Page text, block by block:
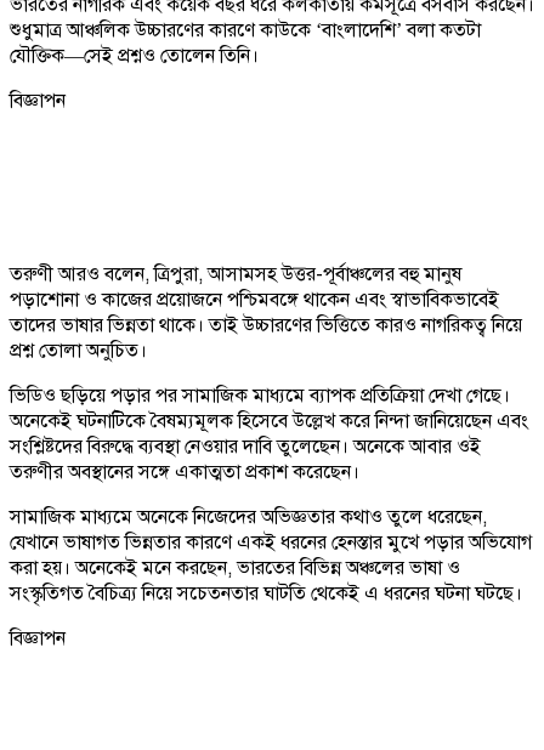
শুধুমাত্র আঞ্চলিক উচ্চারণের কারণে কাউকে ‘বাংলাদেশি’ বলা কতটা
যৌক্তিক—সেই প্রশ্নও তোলেন তিনি।
বিজ্ঞাপন
তরুণী আরও বলেন, ত্রিপুরা, আসামসহ উত্তর-পূর্বাঞ্চলের বহু মানুষ
পড়াশোনা ও কাজের প্রয়োজনে পশ্চিমবঙ্গে থাকেন এবং স্বাভাবিকভাবেই
তাদের ভাষার ভিন্নতা থাকে। তাই উচ্চারণের ভিত্তিতে কারও নাগরিকত্ব নিয়ে
প্রশ্ন তোলা অনুচিত।
ভিডিও ছড়িয়ে পড়ার পর সামাজিক মাধ্যমে ব্যাপক প্রতিক্রিয়া দেখা গেছে।
অনেকেই ঘটনাটিকে বৈষম্যমূলক হিসেবে উল্লেখ করে নিন্দা জানিয়েছেন এবং
সংশ্লিষ্টদের বিরুদ্ধে ব্যবস্থা নেওয়ার দাবি তুলেছেন। অনেকে আবার ওই
তরুণীর অবস্থানের সঙ্গে একাত্মতা প্রকাশ করেছেন।
সামাজিক মাধ্যমে অনেকে নিজেদের অভিজ্ঞতার কথাও তুলে ধরেছেন,
যেখানে ভাষাগত ভিন্নতার কারণে একই ধরনের হেনস্তার মুখে পড়ার অভিযোগ
করা হয়। অনেকেই মনে করছেন, ভারতের বিভিন্ন অঞ্চলের ভাষা ও
সংস্কৃতিগত বৈচিত্র্য নিয়ে সচেতনতার ঘাটতি থেকেই এ ধরনের ঘটনা ঘটছে।
বিজ্ঞাপন